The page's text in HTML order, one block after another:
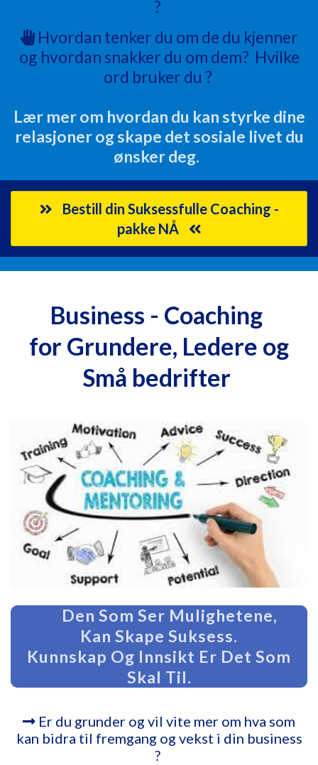
?
Hvordan tenker du om de du kjenner
og hvordan snakker du om dem? Hvilke
ord bruker du ?
Lær mer om hvordan du kan styrke dine
relasjoner og skape det sosiale livet du
ønsker deg.
Bestill din Suksessfulle Coaching -
pakke NÅ
Business - Coaching
for Grundere, Ledere og
Små bedrifter
Den Som Ser Mulighetene,
Kan Skape Suksess.
Kunnskap Og Innsikt Er Det Som
Skal Til.
Er du grunder og vil vite mer om hva som
kan bidra til fremgang og vekst i din business
?